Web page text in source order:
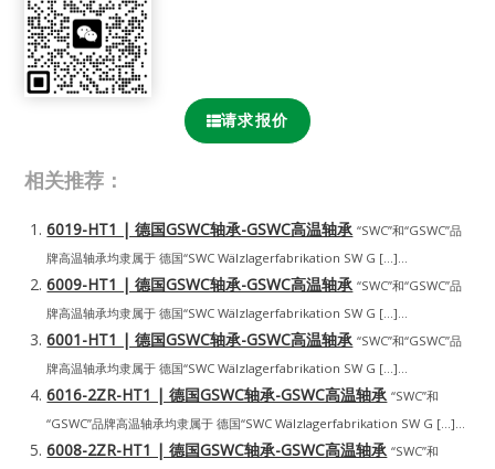
请求报价
相关推荐：
6019-HT1 | 德国GSWC轴承-GSWC高温轴承 “SWC”和“GSWC”品
牌高温轴承均隶属于 德国“SWC Wälzlagerfabrikation SW G […]...
6009-HT1 | 德国GSWC轴承-GSWC高温轴承 “SWC”和“GSWC”品
牌高温轴承均隶属于 德国“SWC Wälzlagerfabrikation SW G […]...
6001-HT1 | 德国GSWC轴承-GSWC高温轴承 “SWC”和“GSWC”品
牌高温轴承均隶属于 德国“SWC Wälzlagerfabrikation SW G […]...
6016-2ZR-HT1 | 德国GSWC轴承-GSWC高温轴承 “SWC”和
“GSWC”品牌高温轴承均隶属于 德国“SWC Wälzlagerfabrikation SW G […]...
6008-2ZR-HT1 | 德国GSWC轴承-GSWC高温轴承 “SWC”和